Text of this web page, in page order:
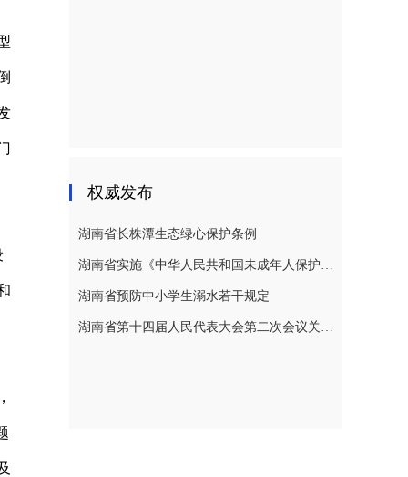
权威发布
湖南省长株潭生态绿心保护条例
湖南省实施《中华人民共和国未成年人保护法》若干规定
湖南省预防中小学生溺水若干规定
湖南省第十四届人民代表大会第二次会议关于湖南省人民代表大会常务委员会工作报告的决议